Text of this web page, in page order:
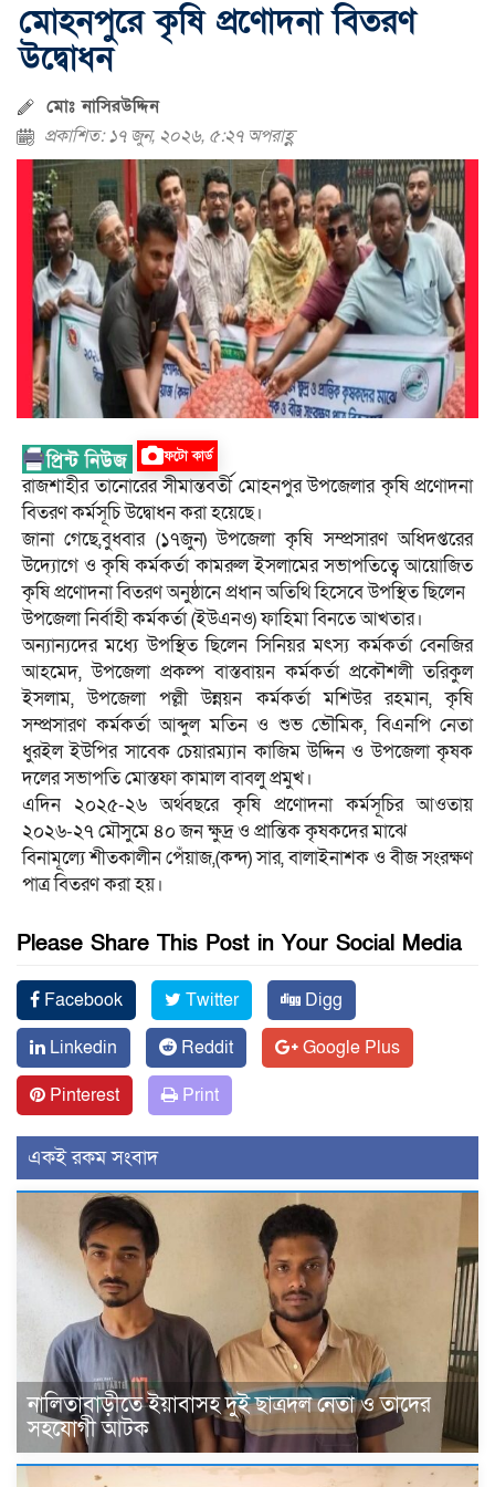
মোহনপুরে কৃষি প্রণোদনা বিতরণ
উদ্বোধন
মোঃ নাসিরউদ্দিন
প্রকাশিত: ১৭ জুন, ২০২৬, ৫:২৭ অপরাহ্ণ
ফটো কার্ড
রাজশাহীর তানোরের সীমান্তবর্তী মোহনপুর উপজেলার কৃষি প্রণোদনা
বিতরণ কর্মসূচি উদ্বোধন করা হয়েছে।
জানা গেছে,বুধবার (১৭জুন) উপজেলা কৃষি সম্প্রসারণ অধিদপ্তরের
উদ্যোগে ও কৃষি কর্মকর্তা কামরুল ইসলামের সভাপতিত্বে আয়োজিত
কৃষি প্রণোদনা বিতরণ অনুষ্ঠানে প্রধান অতিথি হিসেবে উপস্থিত ছিলেন
উপজেলা নির্বাহী কর্মকর্তা (ইউএনও) ফাহিমা বিনতে আখতার।
অন্যান্যদের মধ্যে উপস্থিত ছিলেন সিনিয়র মৎস্য কর্মকর্তা বেনজির
আহমেদ, উপজেলা প্রকল্প বাস্তবায়ন কর্মকর্তা প্রকৌশলী তরিকুল
ইসলাম, উপজেলা পল্লী উন্নয়ন কর্মকর্তা মশিউর রহমান, কৃষি
সম্প্রসারণ কর্মকর্তা আব্দুল মতিন ও শুভ ভৌমিক, বিএনপি নেতা
ধুরইল ইউপির সাবেক চেয়ারম্যান কাজিম উদ্দিন ও উপজেলা কৃষক
দলের সভাপতি মোস্তফা কামাল বাবলু প্রমুখ।
এদিন ২০২৫-২৬ অর্থবছরে কৃষি প্রণোদনা কর্মসূচির আওতায়
২০২৬-২৭ মৌসুমে ৪০ জন ক্ষুদ্র ও প্রান্তিক কৃষকদের মাঝে
বিনামূল্যে শীতকালীন পেঁয়াজ,(কন্দ) সার, বালাইনাশক ও বীজ সংরক্ষণ
পাত্র বিতরণ করা হয়।
Please Share This Post in Your Social Media
Facebook Twitter
Digg
Linkedin
Reddit
Google Plus
Pinterest
Print
একই রকম সংবাদ
নালিতাবাড়ীতে ইয়াবাসহ দুই ছাত্রদল নেতা ও তাদের
সহযোগী আটক